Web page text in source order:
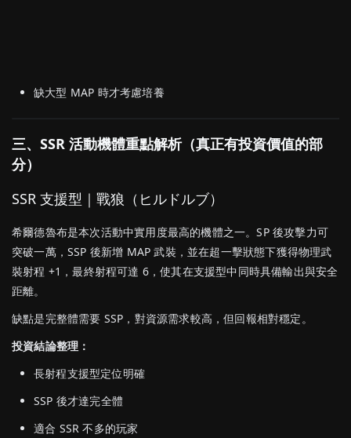
缺大型 MAP 時才考慮培養
三、SSR 活動機體重點解析（真正有投資價值的部
分）
SSR 支援型｜戰狼（ヒルドルブ）
希爾德魯布是本次活動中實用度最高的機體之一。SP 後攻擊力可
突破一萬，SSP 後新增 MAP 武裝，並在超一擊狀態下獲得物理武
裝射程 +1，最終射程可達 6，使其在支援型中同時具備輸出與安全
距離。
缺點是完整體需要 SSP，對資源需求較高，但回報相對穩定。
投資結論整理：
長射程支援型定位明確
SSP 後才達完全體
適合 SSR 不多的玩家